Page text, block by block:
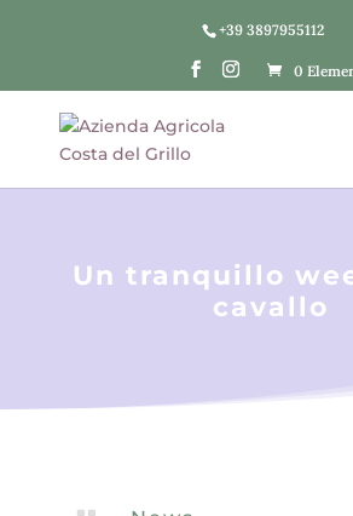
+39 3897955112
0
Un tranquillo
cavallo